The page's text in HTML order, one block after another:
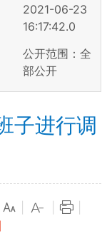
2021-06-23
16:17:42.0
公开范围：全
部公开
子进行调